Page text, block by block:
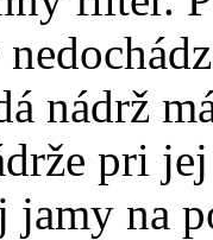
nádrž
pri
jamy na